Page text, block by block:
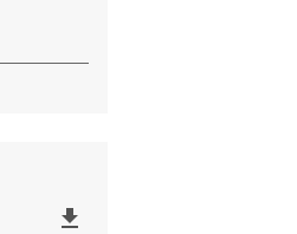
file_download